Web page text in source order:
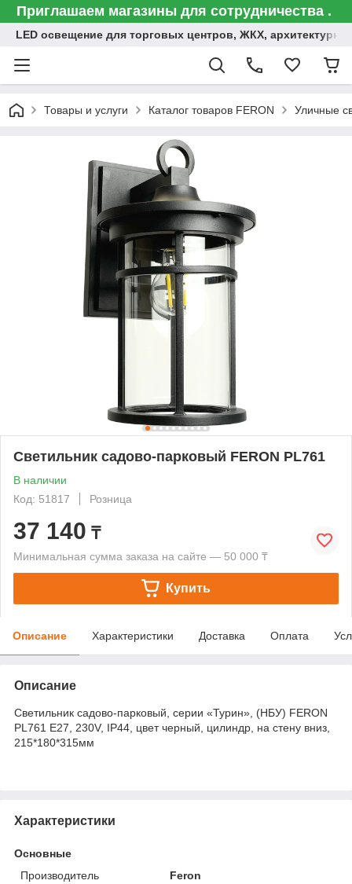
Приглашаем магазины для сотрудничества .
LED освещение для торговых центров, ЖКХ,
Товары и услуги Каталог товаров FERON Уличные
Светильник садово-парковый FERON PL761
В наличии
Код: 51817
Розница
37 140 ₸
Минимальная сумма заказа на сайте — 50 000 ₸
Купить
Описание Характеристики Доставка Оплата
Описание
Светильник садово-парковый, серии «Турин», (НБУ) FERON
PL761 E27, 230V, IP44, цвет черный, цилиндр, на стену вниз,
215*180*315мм
Характеристики
Основные
Производитель
Feron